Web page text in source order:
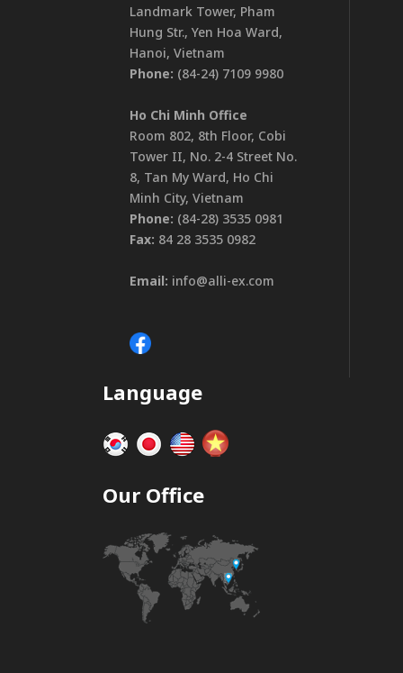
Landmark Tower, Pham
Hung Str., Yen Hoa Ward,
Hanoi, Vietnam
Phone: (84-24) 7109 9980
Ho Chi Minh Office
Room 802, 8th Floor, Cobi
Tower II, No. 2-4 Street No.
8, Tan My Ward, Ho Chi
Minh City, Vietnam
Phone: (84-28) 3535 0981
Fax: 84 28 3535 0982
Email: info@alli-ex.com
Language
Our Office